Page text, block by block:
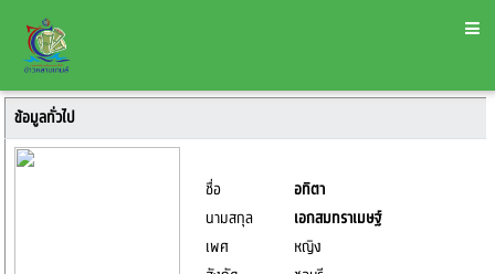
ข้อมูลทั่วไป
ชื่อ
อทิตา
นามสกุล
เอกสมทราเมษฐ์
เพศ
หญิง